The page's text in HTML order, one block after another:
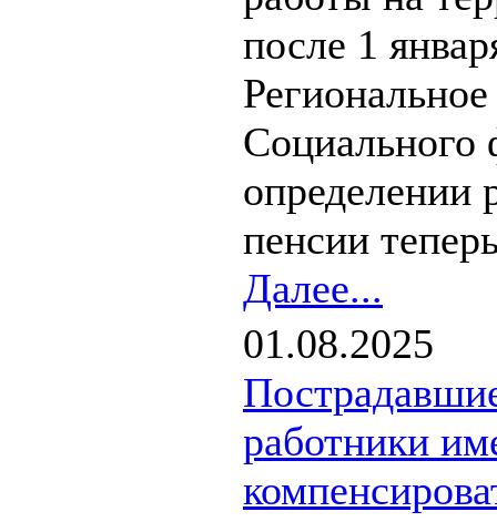
после 1
Социального
определении
пенсии
Далее...
01.08.2025
работники